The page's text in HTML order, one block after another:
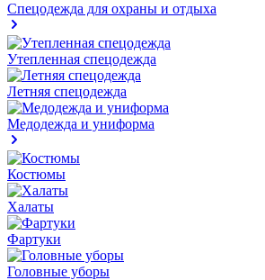
Спецодежда для охраны и отдыха
Утепленная спецодежда
Летняя спецодежда
Медодежда и униформа
Костюмы
Халаты
Фартуки
Головные уборы